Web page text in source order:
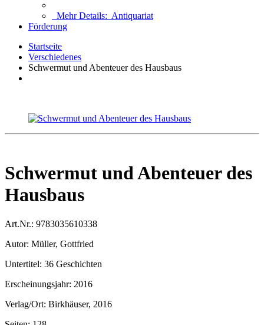
Mehr Details: Antiquariat
Förderung
Startseite
Verschiedenes
Schwermut und Abenteuer des Hausbaus
Schwermut und Abenteuer des
Hausbaus
Art.Nr.: 9783035610338
Autor: Müller, Gottfried
Untertitel: 36 Geschichten
Erscheinungsjahr: 2016
Verlag/Ort: Birkhäuser, 2016